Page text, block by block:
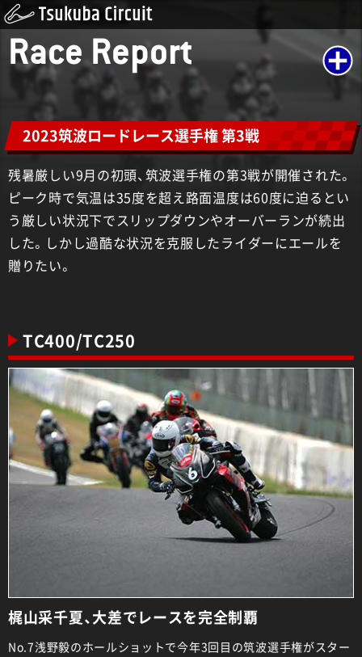
Race Report
2023筑波ロードレース選手権 第3戦
残暑厳しい9月の初頭、筑波選手権の第3戦が開催された。
ピーク時で気温は35度を超え路面温度は60度に迫るとい
う厳しい状況下でスリップダウンやオーバーランが続出
した。しかし過酷な状況を克服したライダーにエールを
贈りたい。
TC400/TC250
梶山采千夏、大差でレースを完全制覇
No.7浅野毅のホールショットで今年3回目の筑波選手権がスター